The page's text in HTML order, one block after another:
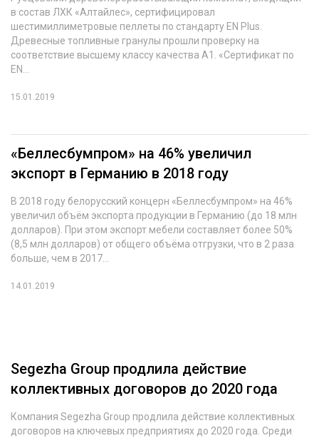
в состав ЛХК «Алтайлес», сертифицировал
шестимиллиметровые пеллеты по стандарту EN Plus.
Древесные топливные гранулы прошли проверку на
соответствие высшему классу качества А1. «Сертификат по
EN...
15.01.2019
«Беллесбумпром» на 46% увеличил
экспорт в Германию в 2018 году
В 2018 году белорусский концерн «Беллесбумпром» на 46%
увеличил объём экспорта продукции в Германию (до 18 млн
долларов). При этом экспорт мебели составляет более 50%
(8,5 млн долларов) от общего объёма отгрузки, что в 2 раза
больше, чем в 2017...
14.01.2019
Segezha Group продлила действие
коллективных договоров до 2020 года
Компания Segezha Group продлила действие коллективных
договоров на ключевых предприятиях до 2020 года. Среди